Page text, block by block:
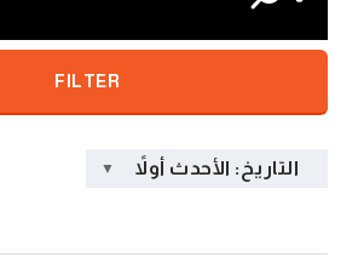
FILTER
التاريخ: الأحدث أولاً